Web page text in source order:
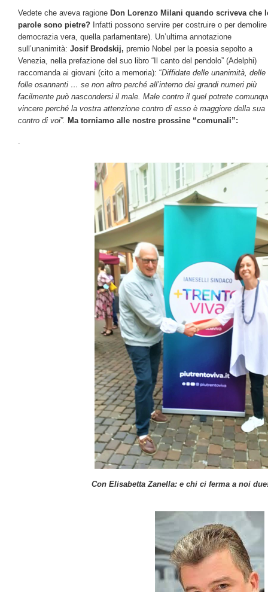
Vedete che aveva ragione Don Lorenzo Milani quando scriveva che
parole sono pietre? Infatti possono servire per costruire o per
democrazia vera, quella parlamentare). Un’ultima annotazione
sull’unanimità: Josif Brodskij, premio Nobel per la poesia sepolto a
Venezia, nella prefazione del suo libro “Il canto del pendolo” (Adelphi)
raccomanda ai giovani (cito a memoria): “Diffidate delle unanimità, delle
folle osannanti … se non altro perché all’interno dei grandi numeri più
facilmente può nascondersi il male. Male contro il quel potrete
vincere perché la vostra attenzione contro di esso è maggiore della sua
contro di voi”. Ma torniamo alle nostre prossine “comunali”:
.
Con Elisabetta Zanella: e chi ci ferma a noi